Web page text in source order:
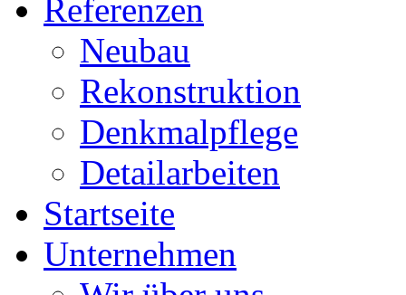
Referenzen
Neubau
Rekonstruktion
Denkmalpflege
Detailarbeiten
Startseite
Unternehmen